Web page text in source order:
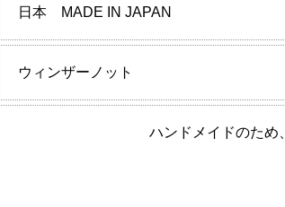
日本 MADE IN JAPAN
ウィンザーノット
ハンドメイドのため